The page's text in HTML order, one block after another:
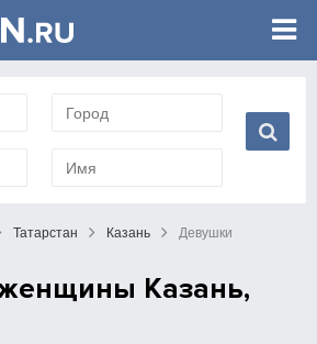
Татарстан Казань Девушки
Казань,